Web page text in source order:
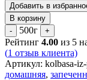
Добавить в
В корзину
-
500г +
Рейтинг 4.00 из 5
(1 отзыв клиента)
Артикул: kolbasa-
домашняя,